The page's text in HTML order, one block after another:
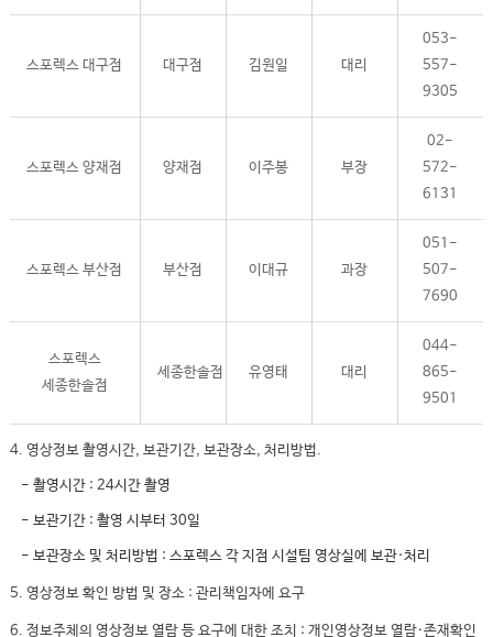
스포렉스 대구점 대구점 김원일 대리
053-
557-
9305
스포렉스 양재점 양재점 이주봉 부장
02-
572-
6131
스포렉스 부산점 부산점 이대규 과장
051-
507-
7690
스포렉스
세종한솔점
세종한솔점 유영태 대리
044-
865-
9501
4. 영상정보 촬영시간, 보관기간, 보관장소, 처리방법.
- 촬영시간 : 24시간 촬영
- 보관기간 : 촬영 시부터 30일
- 보관장소 및 처리방법 : 스포렉스 각 지점 시설팀 영상실에 보관·처리
5. 영상정보 확인 방법 및 장소 : 관리책임자에 요구
6. 정보주체의 영상정보 열람 등 요구에 대한 조치 : 개인영상정보 열람·존재확인